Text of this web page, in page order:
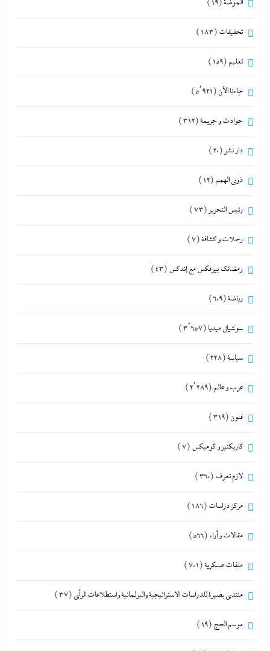
الموضة(19)
تحقيقات (183)
تعليم (159)
جاءنا الآن (5٬921)
حوادث و جريمة(312)
دار نشر (20)
ذوى الهمم (12)
رئيس التحرير (73)
رحلات و كشافة(7)
رمضانك بيرفكس مع إندكس (43)
رياضة(609)
سوشيال ميديا (3٬657)
سياسة(228)
عرب و عالم (2٬289)
فنون (319)
كاريكتير و كوميكس (7)
لازم تعرف (360)
مركز دراسات (186)
مقالات و أراء (566)
ملفات عسكرية(701)
منتدى بصيرة للدراسات الاستراتيجية والبرلمانية واستطلاعات الرأى (37)
موسم الحج (19)